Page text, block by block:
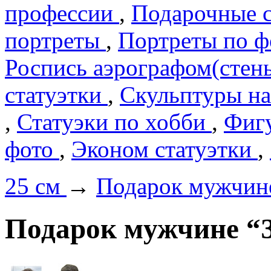
профеcсии , Подарочные
портреты , Портреты по
Роспись
статуэтки , Скульптуры
, Статуэки по хобби ,
фото , Эконом статуэтки ,
25 см → Подарок
Подарок мужчине